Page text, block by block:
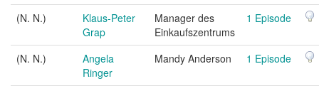
(N. N.)
Klaus-Peter
Grap
Manager des
Einkaufszentrums
1 Episode
(N. N.)
Angela
Ringer
Mandy Anderson 1 Episode